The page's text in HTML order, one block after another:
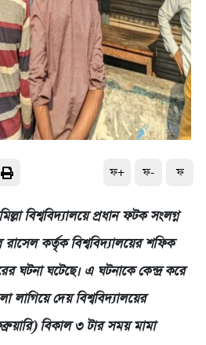
ফ+ ফ- ফ
বিশ্ববিদ্যালয়ে প্রধান ফটক সংলগ্ন
কর্তৃক বিশ্ববিদ্যালয়ের শফিক
ঘটনা ঘটেছে। এ ঘটনাকে কেন্দ্র করে
লাগিয়ে দেয় বিশ্ববিদ্যালয়ের
বিকাল ৩ টার সময় মামা